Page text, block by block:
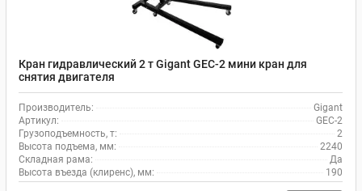
Кран гидравлический 2 т Gigant GEC-2 мини кран для
снятия двигателя
Производитель:
Gigant
Артикул:
GEC-2
Грузоподъемность, т:
2
Высота подъема, мм:
2240
Складная рама:
Да
Высота въезда (клиренс), мм:
190